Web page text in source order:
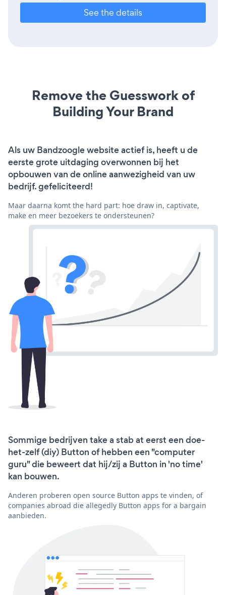
See the details
Remove the Guesswork of
Building Your Brand
Als uw Bandzoogle website actief is, heeft u de
eerste grote uitdaging overwonnen bij het
opbouwen van de online aanwezigheid van uw
bedrijf. gefeliciteerd!
Maar daarna komt the hard part: hoe draw in, captivate,
make en meer bezoekers te ondersteunen?
Sommige bedrijven take a stab at eerst een doe-
het-zelf (diy) Button of hebben een "computer
guru" die beweert dat hij/zij a Button in 'no time'
kan bouwen.
Anderen proberen open source Button apps te vinden, of
companies abroad die allegedly Button apps for a bargain
aanbieden.